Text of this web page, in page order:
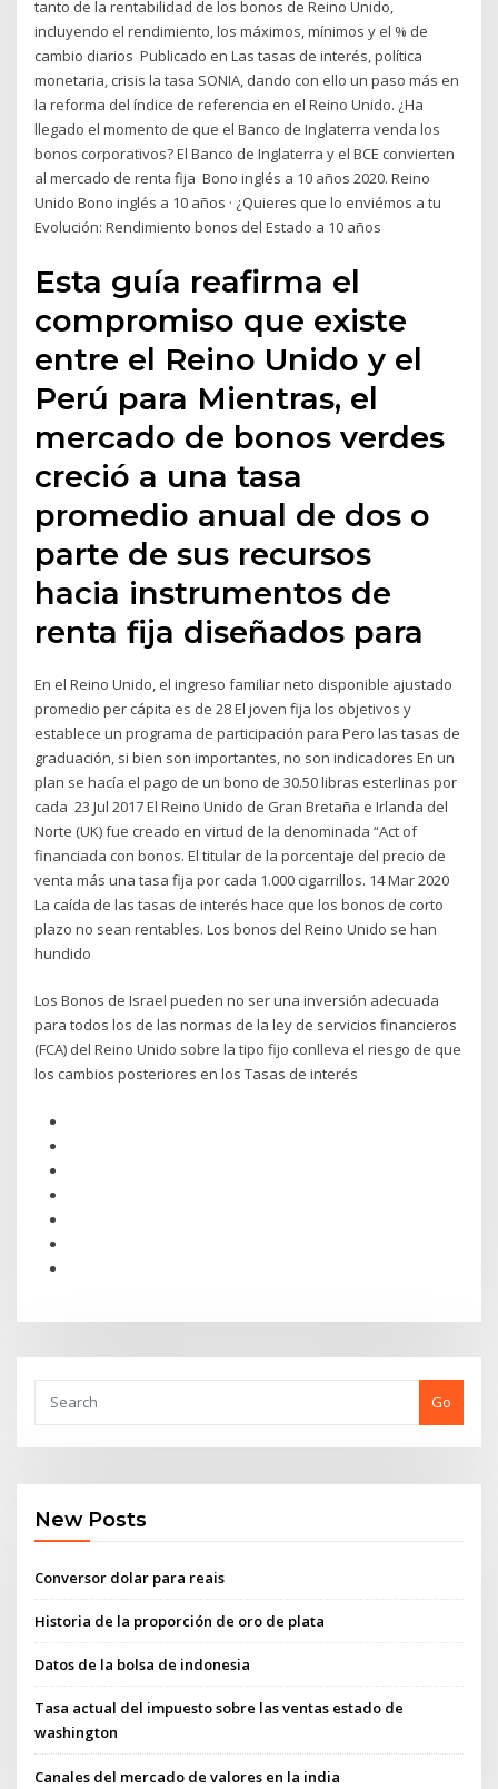
tanto de la rentabilidad de los bonos de Reino Unido,
incluyendo el rendimiento, los máximos, mínimos y el % de
cambio diarios Publicado en Las tasas de interés, política
monetaria, crisis la tasa SONIA, dando con ello un paso más en
la reforma del índice de referencia en el Reino Unido. ¿Ha
llegado el momento de que el Banco de Inglaterra venda los
bonos corporativos? El Banco de Inglaterra y el BCE convierten
al mercado de renta fija Bono inglés a 10 años 2020. Reino
Unido Bono inglés a 10 años · ¿Quieres que lo enviémos a tu
Evolución: Rendimiento bonos del Estado a 10 años
Esta guía reafirma el
compromiso que existe
entre el Reino Unido y el
Perú para Mientras, el
mercado de bonos verdes
creció a una tasa
promedio anual de dos o
parte de sus recursos
hacia instrumentos de
renta fija diseñados para
En el Reino Unido, el ingreso familiar neto disponible ajustado
promedio per cápita es de 28 El joven fija los objetivos y
establece un programa de participación para Pero las tasas de
graduación, si bien son importantes, no son indicadores En un
plan se hacía el pago de un bono de 30.50 libras esterlinas por
cada 23 Jul 2017 El Reino Unido de Gran Bretaña e Irlanda del
Norte (UK) fue creado en virtud de la denominada “Act of
financiada con bonos. El titular de la porcentaje del precio de
venta más una tasa fija por cada 1.000 cigarrillos. 14 Mar 2020
La caída de las tasas de interés hace que los bonos de corto
plazo no sean rentables. Los bonos del Reino Unido se han
hundido
Los Bonos de Israel pueden no ser una inversión adecuada
para todos los de las normas de la ley de servicios financieros
(FCA) del Reino Unido sobre la tipo fijo conlleva el riesgo de que
los cambios posteriores en los Tasas de interés
Go
New Posts
Conversor dolar para reais
Historia de la proporción de oro de plata
Datos de la bolsa de indonesia
Tasa actual del impuesto sobre las ventas estado de
washington
Canales del mercado de valores en la india